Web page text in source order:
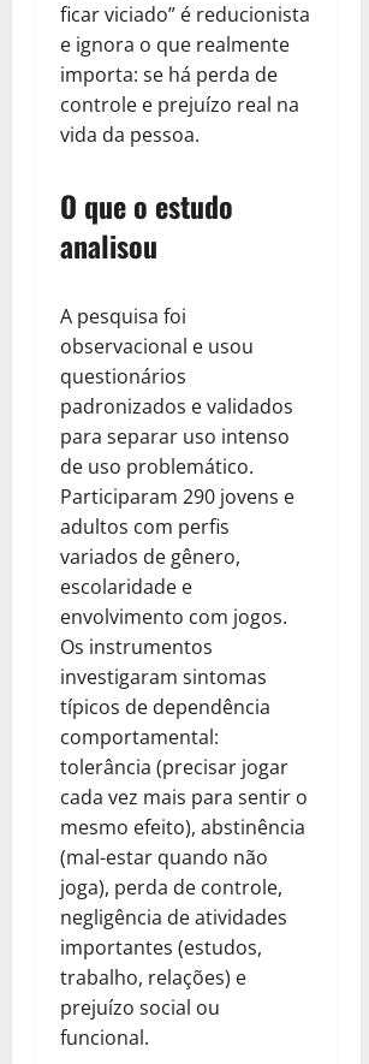
ficar viciado” é reducionista
e ignora o que realmente
importa: se há perda de
controle e prejuízo real na
vida da pessoa.
O que o estudo
analisou
A pesquisa foi
observacional e usou
questionários
padronizados e validados
para separar uso intenso
de uso problemático.
Participaram 290 jovens e
adultos com perfis
variados de gênero,
escolaridade e
envolvimento com jogos.
Os instrumentos
investigaram sintomas
típicos de dependência
comportamental:
tolerância (precisar jogar
cada vez mais para sentir o
mesmo efeito), abstinência
(mal-estar quando não
joga), perda de controle,
negligência de atividades
importantes (estudos,
trabalho, relações) e
prejuízo social ou
funcional.